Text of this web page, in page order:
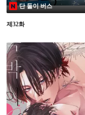
단 둘이 버스
제32화